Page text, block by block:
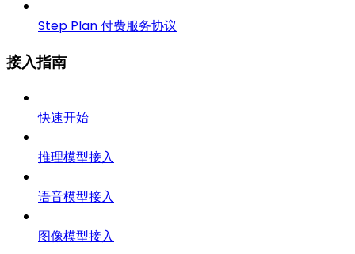
Step Plan 付费服务协议
接入指南
快速开始
推理模型接入
语音模型接入
图像模型接入